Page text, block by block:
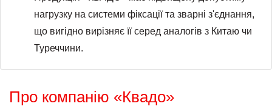
нагрузку на системи фіксації та зварні з'єднання,
що вигідно вирізняє її серед аналогів з Китаю чи
Туреччини.
Про компанію «Квадо»